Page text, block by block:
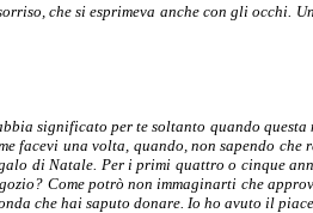
che si esprimeva anche con gli
significato per te soltanto quando
facevi una volta, quando, non sapendo
di Natale. Per i primi quattro o cinque
Come potrò non immaginarti che
che hai saputo donare. Io ho avuto il